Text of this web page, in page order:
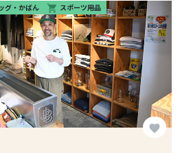
グ・かばん shopping_cart スポーツ用品
favorite